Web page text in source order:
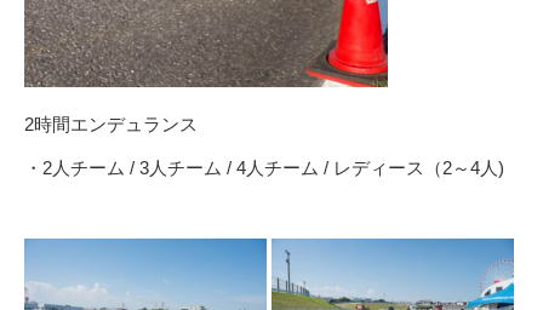
2時間エンデュランス
・2人チーム / 3人チーム / 4人チーム / レディース（2～4人)